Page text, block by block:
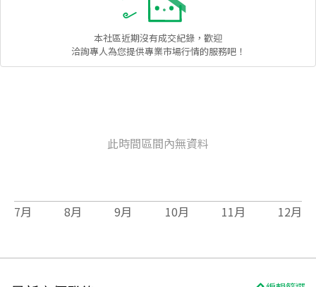
本社區近期沒有成交紀錄，歡迎
洽詢專人為您提供專業市場行情的服務吧！
此時間區間內無資料
7月 8月 9月 10月 11月 12月